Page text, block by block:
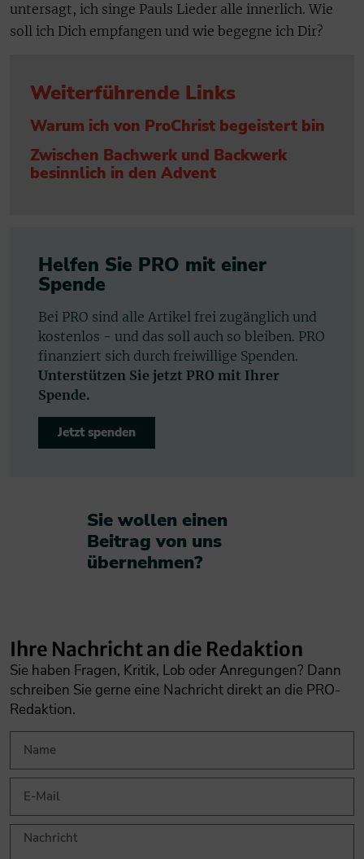
untersagt, ich singe Pauls Lieder alle innerlich. Wie
soll ich Dich empfangen und wie begegne ich Dir?
Weiterführende Links
Warum ich von ProChrist begeistert bin
Zwischen Bachwerk und Backwerk
besinnlich in den Advent
Helfen Sie PRO mit einer
Spende
Bei PRO sind alle Artikel frei zugänglich und
kostenlos - und das soll auch so bleiben. PRO
finanziert sich durch freiwillige Spenden.
Unterstützen Sie jetzt PRO mit Ihrer
Spende.
Jetzt spenden
Sie wollen einen
Beitrag von uns
übernehmen?​
Ihre Nachricht an die Redaktion
Sie haben Fragen, Kritik, Lob oder Anregungen? Dann
schreiben Sie gerne eine Nachricht direkt an die PRO-
Redaktion.